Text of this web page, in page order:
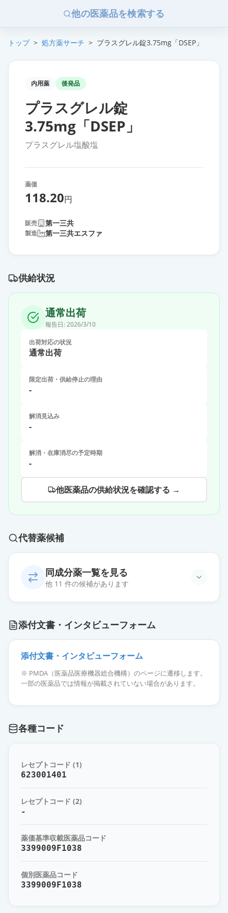
他の医薬品を検索する
トップ > 処方薬サーチ > プラスグレル錠3.75mg「DSEP」
内用薬 後発品
プラスグレル錠
3.75mg「DSEP」
プラスグレル塩酸塩
薬価
118.20円
販売 第一三共
製造 第一三共エスファ
供給状況
通常出荷
報告日: 2026/3/10
出荷対応の状況
通常出荷
限定出荷・供給停止の理由
-
解消見込み
-
解消・在庫消尽の予定時期
-
他医薬品の供給状況を確認する →
代替薬候補
同成分薬一覧を見る
他 11 件の候補があります
薬価 118.20 円
エフィエント錠3.75mg
薬価 84.60 円
プラスグレル錠2.5mg「DSEP」
プラスグレル錠5mg「DSEP」
プラスグレル錠5mg「トーワ」
エフィエント錠5mg
プラスグレルOD錠20mg「トーワ」
添付文書・インタビューフォーム
添付文書・インタビューフォーム
※ PMDA（医薬品医療機器総合機構）のページに遷移します。
一部の医薬品では情報が掲載されていない場合があります。
各種コード
レセプトコード (1)
623001401
レセプトコード (2)
-
薬価基準収載医薬品コード
3399009F1038
個別医薬品コード
3399009F1038